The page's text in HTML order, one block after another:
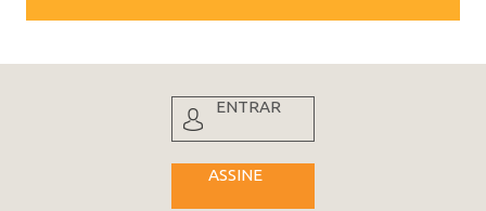
ENTRAR
ASSINE